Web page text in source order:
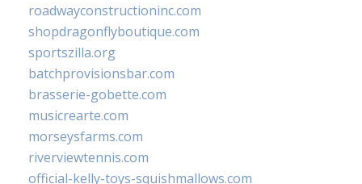
roadwayconstructioninc.com
shopdragonflyboutique.com
sportszilla.org
batchprovisionsbar.com
brasserie-gobette.com
musicrearte.com
morseysfarms.com
riverviewtennis.com
official-kelly-toys-squishmallows.com